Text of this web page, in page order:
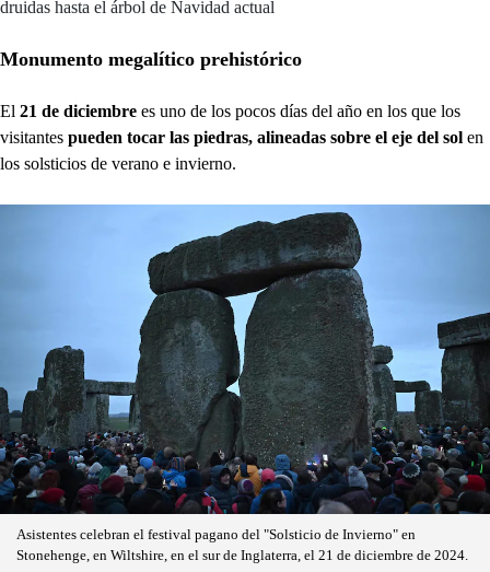
druidas hasta el árbol de Navidad actual
Monumento megalítico prehistórico
El 21 de diciembre es uno de los pocos días del año en los que los
visitantes pueden tocar las piedras, alineadas sobre el eje del sol en
los solsticios de verano e invierno.
Asistentes celebran el festival pagano del "Solsticio de Invierno" en
Stonehenge, en Wiltshire, en el sur de Inglaterra, el 21 de diciembre de 2024.